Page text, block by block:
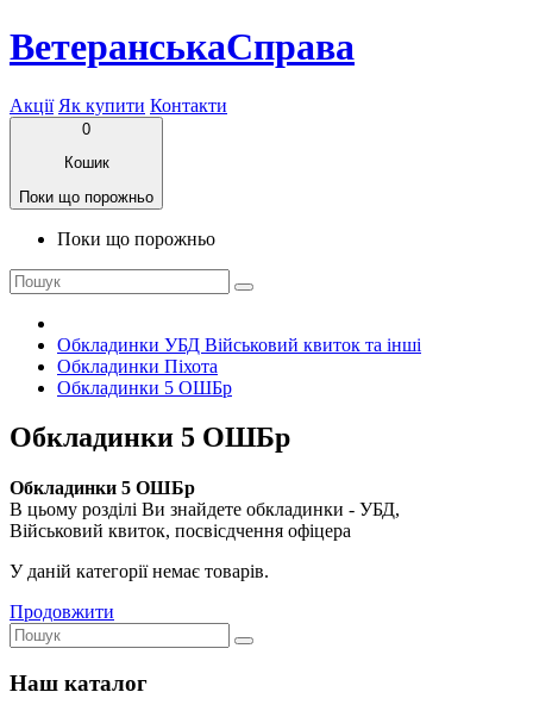
ВетеранськаСправа
Акції Як купити Контакти
0
Кошик
Поки що порожньо
Поки що порожньо
Обкладинки УБД Військовий квиток та інші
Обкладинки Піхота
Обкладинки 5 ОШБр
Обкладинки 5 ОШБр
Обкладинки 5 ОШБр
В цьому розділі Ви знайдете обкладинки - УБД,
Військовий квиток, посвісдчення офіцера
У даній категорії немає товарів.
Продовжити
Наш каталог